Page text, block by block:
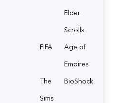
Elder
Scrolls
FIFA
Age of
Empires
The
Sims
BioShock